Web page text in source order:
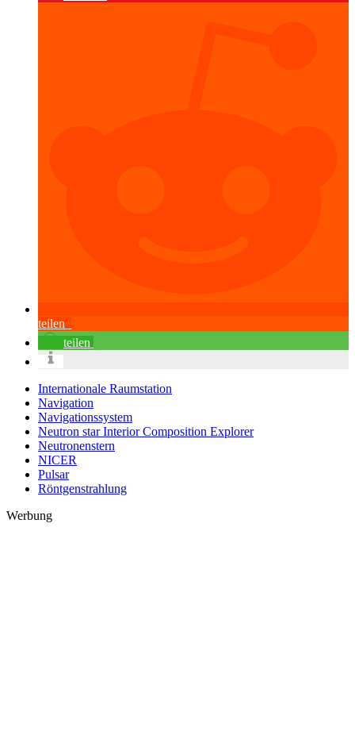
teilen
teilen
Internationale Raumstation
Navigation
Navigationssystem
Neutron star Interior Composition Explorer
Neutronenstern
NICER
Pulsar
Röntgenstrahlung
Werbung